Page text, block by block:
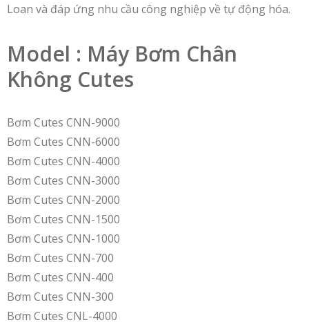
Loan và đáp ứng nhu cầu công nghiệp về tự động hóa.
Model : Máy Bơm Chân
Không Cutes
Bơm Cutes CNN-9000
Bơm Cutes CNN-6000
Bơm Cutes CNN-4000
Bơm Cutes CNN-3000
Bơm Cutes CNN-2000
Bơm Cutes CNN-1500
Bơm Cutes CNN-1000
Bơm Cutes CNN-700
Bơm Cutes CNN-400
Bơm Cutes CNN-300
Bơm Cutes CNL-4000